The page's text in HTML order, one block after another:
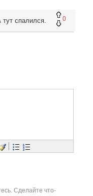
0
спалился.
Сделайте что-